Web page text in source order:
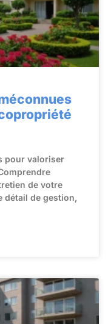
pour valoriser
de votre
détail de gestion,